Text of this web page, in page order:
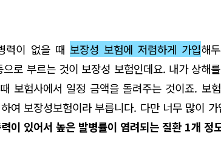
력이 없을 때 보장성 보험에 저렴하게 가입해
으로 부르는 것이 보장성 보험인데요. 내가 상해
보험사에서 일정 금액을 돌려주는 것이죠. 보
여 보장성보험이라 부릅니다. 다만 너무 많이
이 있어서 높은 발병률이 염려되는 질환 1개 정